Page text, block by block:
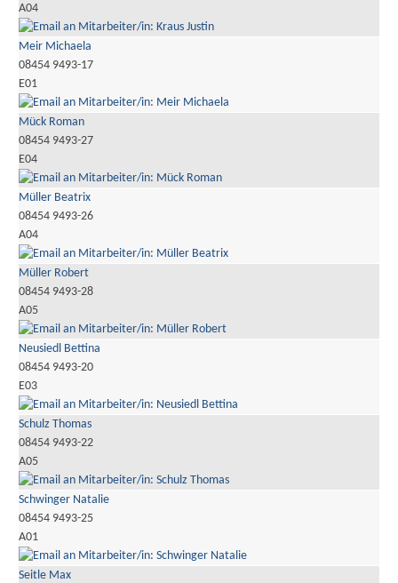
A04
Meir Michaela
08454 9493-17
E01
Mück Roman
08454 9493-27
E04
Müller Beatrix
08454 9493-26
A04
Müller Robert
08454 9493-28
A05
Neusiedl Bettina
08454 9493-20
E03
Schulz Thomas
08454 9493-22
A05
Schwinger Natalie
08454 9493-25
A01
Seitle Max